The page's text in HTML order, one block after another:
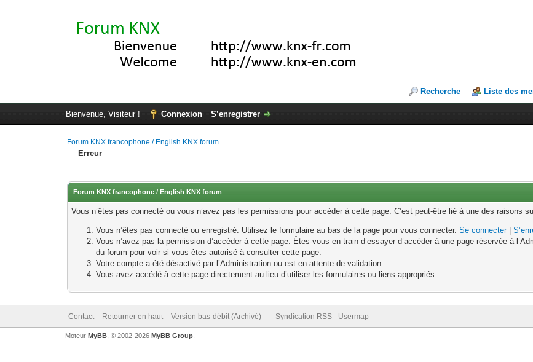
Recherche Liste des
Bienvenue, Visiteur ! Connexion S’enregistrer
Forum KNX francophone / English KNX forum
Erreur
Forum KNX francophone / English KNX forum
Vous n’êtes pas connecté ou vous n’avez pas les permissions pour accéder à cette page. C’est peut-être lié à une des raisons
Vous n’êtes pas connecté ou enregistré. Utilisez le formulaire au bas de la page pour vous connecter.Se connecter|
Vous n’avez pas la permission d’accéder à cette page. Êtes-vous en train d’essayer d’accéder à une page réservée à
du forum pour voir si vous êtes autorisé à consulter cette page.
Votre compte a été désactivé par l’Administration ou est en attente de validation.
Vous avez accédé à cette page directement au lieu d’utiliser les formulaires ou liens appropriés.
Contact Retourner en haut Version bas-débit (Archivé) Syndication RSS Usermap
Moteur MyBB, © 2002-2026 MyBB Group.